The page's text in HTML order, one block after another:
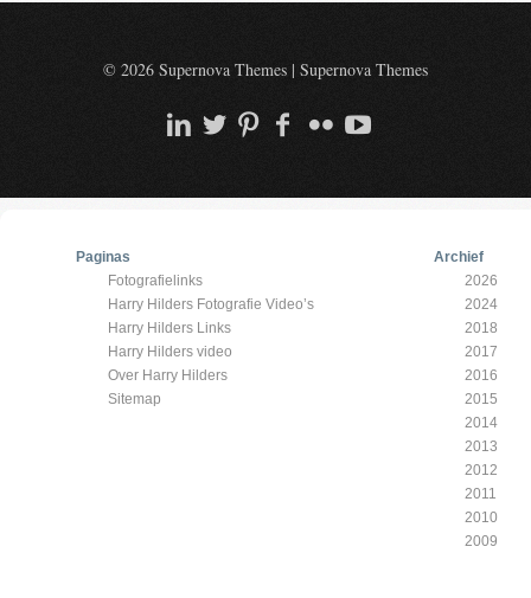
© 2026 Supernova Themes | Supernova Themes
Paginas
Fotografielinks
Harry Hilders Fotografie Video’s
Harry Hilders Links
Harry Hilders video
Over Harry Hilders
Sitemap
Archief
2026
2024
2018
2017
2016
2015
2014
2013
2012
2011
2010
2009